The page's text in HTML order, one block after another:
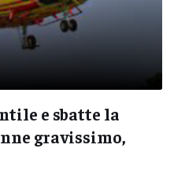
e sbatte la
gravissimo,